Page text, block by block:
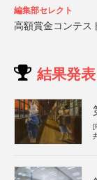
編集部セレクト
高額賞金コンテス
結果発表